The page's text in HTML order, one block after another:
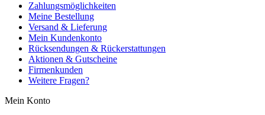
Zahlungsmöglichkeiten
Meine Bestellung
Versand & Lieferung
Mein Kundenkonto
Rücksendungen & Rückerstattungen
Aktionen & Gutscheine
Firmenkunden
Weitere Fragen?
Mein Konto